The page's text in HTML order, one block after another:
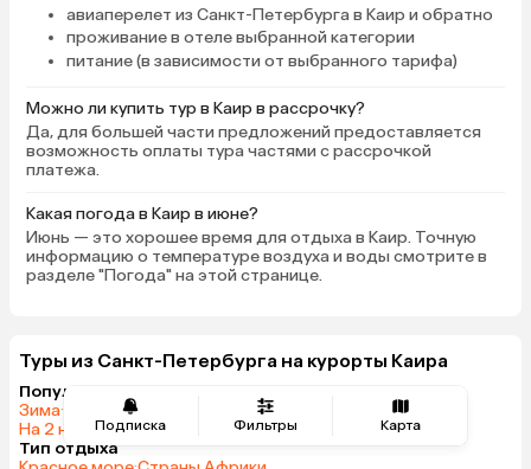
Подписка Фильтры Карта
авиаперелет из Санкт-Петербурга в Каир и обратно
проживание в отеле выбранной категории
питание (в зависимости от выбранного тарифа)
Можно ли купить тур в Каир в рассрочку?
Да, для большей части предложений предоставляется
возможность оплаты тура частями с рассрочкой
платежа.
Какая погода в Каир в июне?
Июнь — это хорошее время для отдыха в Каир. Точную
информацию о температуре воздуха и воды смотрите в
разделе "Погода" на этой странице.
Туры из Санкт-Петербурга на курорты Каира
Популярные запросы
Зима· Лето На одного На троих
На 2 ночи На 3 ночи На 5 ночей·Показать все запросы
Тип отдыха